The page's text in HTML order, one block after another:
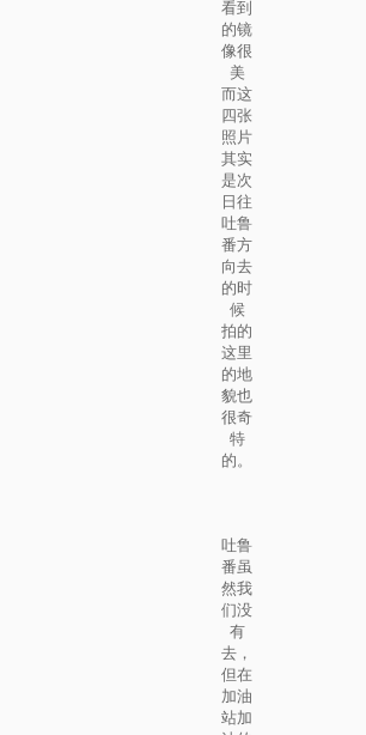
看到
的镜
像很
美
而这
四张
照片
其实
是次
日往
吐鲁
番方
向去
的时
候
拍的
这里
的地
貌也
很奇
特
的。
吐鲁
番虽
然我
们没
有
去，
但在
加油
站加